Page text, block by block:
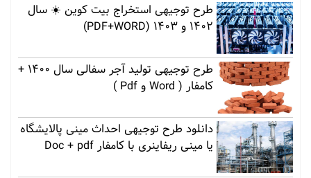
طرح توجیهی استخراج بیت کوین ☀️ سال
1402 و 1403 (PDF+WORD)
طرح توجیهی تولید آجر سفالی سال 1400 +
کامفار ( Word و Pdf )
دانلود طرح توجیهی احداث مینی پالایشگاه
یا مینی ریفاینری با کامفار Doc + pdf